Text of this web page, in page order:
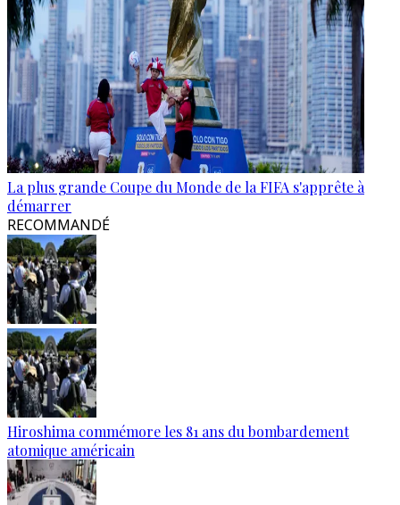
La plus grande Coupe du Monde de la FIFA s'apprête à
démarrer
RECOMMANDÉ
Hiroshima commémore les 81 ans du bombardement
atomique américain